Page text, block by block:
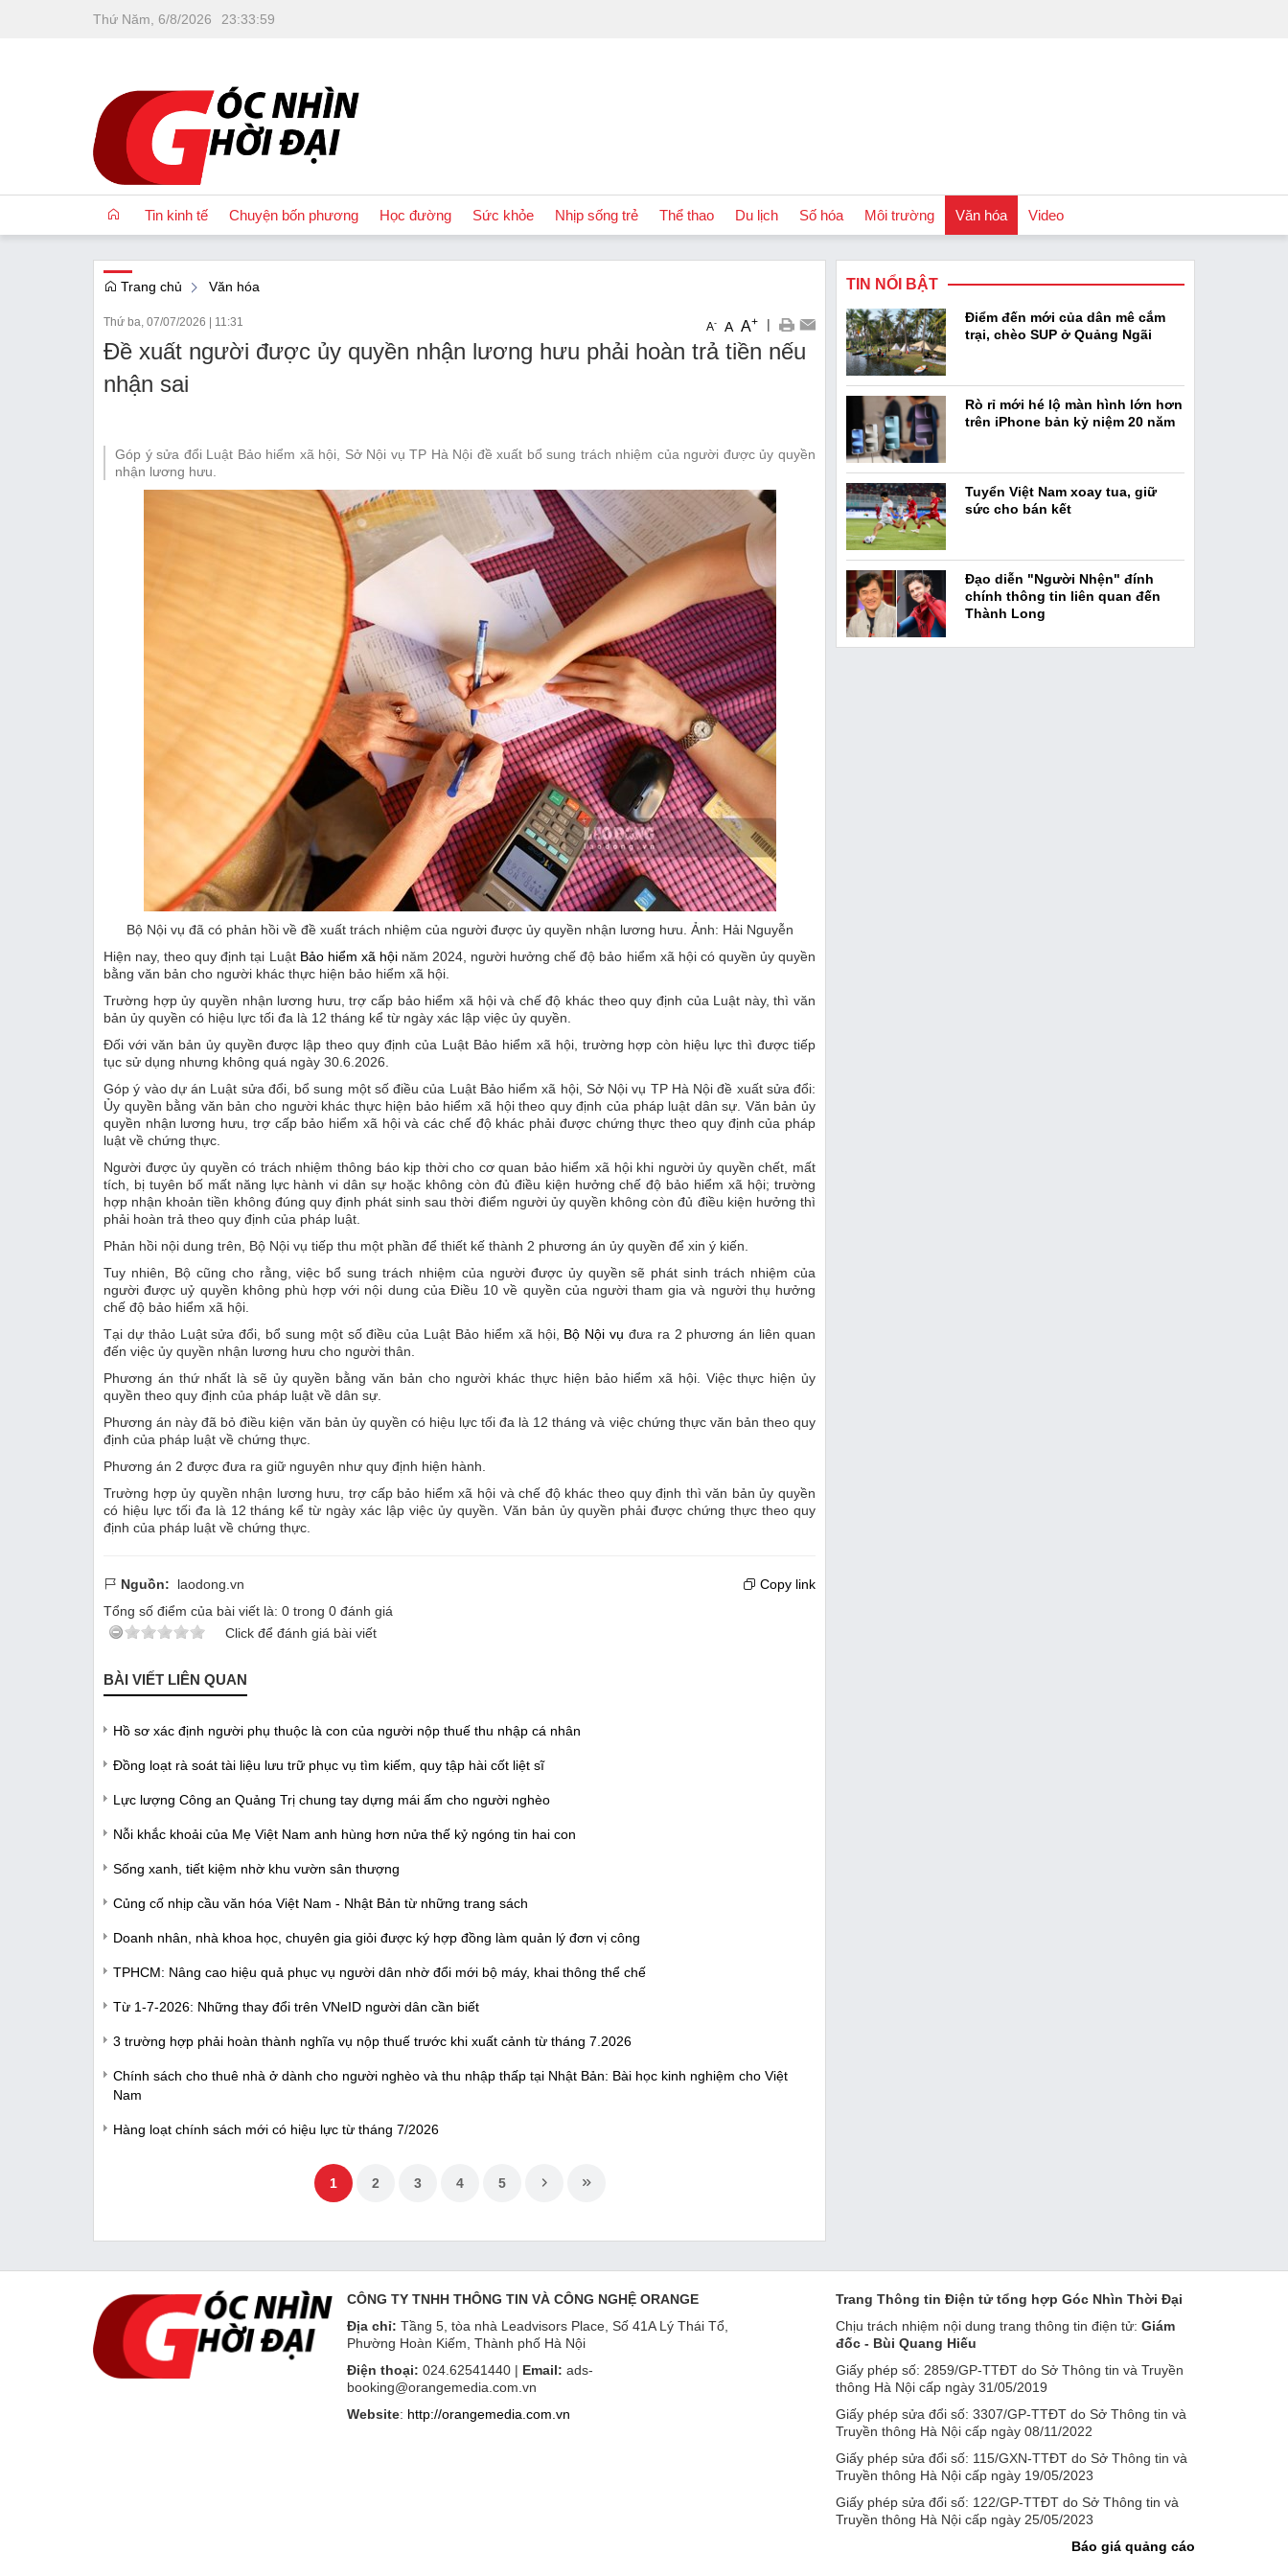
Thứ Năm, 6/8/2026 23:33:59
Tin kinh tế
OCOP
Emagazine
Chuyện bốn phương Học đường Sức khỏe Nhịp sống trẻ Thể thao Du lịch Số hóa Môi trường Văn hóa
Podcast
Video
Trang chủ Văn hóa
Thứ ba, 07/07/2026 | 11:31 A- A A+ |
Đề xuất người được ủy quyền nhận lương hưu phải hoàn trả tiền nếu
nhận sai
Góp ý sửa đổi Luật Bảo hiểm xã hội, Sở Nội vụ TP Hà Nội đề xuất bổ sung trách nhiệm của người được ủy quyền
nhận lương hưu.
Bộ Nội vụ đã có phản hồi về đề xuất trách nhiệm của người được ủy quyền nhận lương hưu. Ảnh: Hải Nguyễn
Hiện nay, theo quy định tại Luật Bảo hiểm xã hộinăm 2024, người hưởng chế độ bảo hiểm xã hội có quyền ủy quyền
bằng văn bản cho người khác thực hiện bảo hiểm xã hội.
Trường hợp ủy quyền nhận lương hưu, trợ cấp bảo hiểm xã hội và chế độ khác theo quy định của Luật này, thì văn
bản ủy quyền có hiệu lực tối đa là 12 tháng kể từ ngày xác lập việc ủy quyền.
Đối với văn bản ủy quyền được lập theo quy định của Luật Bảo hiểm xã hội, trường hợp còn hiệu lực thì được tiếp
tục sử dụng nhưng không quá ngày 30.6.2026.
Góp ý vào dự án Luật sửa đổi, bổ sung một số điều của Luật Bảo hiểm xã hội, Sở Nội vụ TP Hà Nội đề xuất sửa đổi:
Ủy quyền bằng văn bản cho người khác thực hiện bảo hiểm xã hội theo quy định của pháp luật dân sự. Văn bản ủy
quyền nhận lương hưu, trợ cấp bảo hiểm xã hội và các chế độ khác phải được chứng thực theo quy định của pháp
luật về chứng thực.
Người được ủy quyền có trách nhiệm thông báo kịp thời cho cơ quan bảo hiểm xã hội khi người ủy quyền chết, mất
tích, bị tuyên bố mất năng lực hành vi dân sự hoặc không còn đủ điều kiện hưởng chế độ bảo hiểm xã hội; trường
hợp nhận khoản tiền không đúng quy định phát sinh sau thời điểm người ủy quyền không còn đủ điều kiện hưởng thì
phải hoàn trả theo quy định của pháp luật.
Phản hồi nội dung trên, Bộ Nội vụ tiếp thu một phần để thiết kế thành 2 phương án ủy quyền để xin ý kiến.
Tuy nhiên, Bộ cũng cho rằng, việc bổ sung trách nhiệm của người được ủy quyền sẽ phát sinh trách nhiệm của
người được uỷ quyền không phù hợp với nội dung của Điều 10 về quyền của người tham gia và người thụ hưởng
chế độ bảo hiểm xã hội.
Tại dự thảo Luật sửa đổi, bổ sung một số điều của Luật Bảo hiểm xã hội, Bộ Nội vụ đưa ra 2 phương án liên quan
đến việc ủy quyền nhận lương hưu cho người thân.
Phương án thứ nhất là sẽ ủy quyền bằng văn bản cho người khác thực hiện bảo hiểm xã hội. Việc thực hiện ủy
quyền theo quy định của pháp luật về dân sự.
Phương án này đã bỏ điều kiện văn bản ủy quyền có hiệu lực tối đa là 12 tháng và việc chứng thực văn bản theo quy
định của pháp luật về chứng thực.
Phương án 2 được đưa ra giữ nguyên như quy định hiện hành.
Trường hợp ủy quyền nhận lương hưu, trợ cấp bảo hiểm xã hội và chế độ khác theo quy định thì văn bản ủy quyền
có hiệu lực tối đa là 12 tháng kể từ ngày xác lập việc ủy quyền. Văn bản ủy quyền phải được chứng thực theo quy
định của pháp luật về chứng thực.
Nguồn: laodong.vn
Copy link
Tổng số điểm của bài viết là: 0 trong 0 đánh giá
Click để đánh giá bài viết
BÀI VIẾT LIÊN QUAN
Hồ sơ xác định người phụ thuộc là con của người nộp thuế thu nhập cá nhân
Đồng loạt rà soát tài liệu lưu trữ phục vụ tìm kiếm, quy tập hài cốt liệt sĩ
Lực lượng Công an Quảng Trị chung tay dựng mái ấm cho người nghèo
Nỗi khắc khoải của Mẹ Việt Nam anh hùng hơn nửa thế kỷ ngóng tin hai con
Sống xanh, tiết kiệm nhờ khu vườn sân thượng
Củng cố nhịp cầu văn hóa Việt Nam - Nhật Bản từ những trang sách
Doanh nhân, nhà khoa học, chuyên gia giỏi được ký hợp đồng làm quản lý đơn vị công
TPHCM: Nâng cao hiệu quả phục vụ người dân nhờ đổi mới bộ máy, khai thông thể chế
Từ 1-7-2026: Những thay đổi trên VNeID người dân cần biết
3 trường hợp phải hoàn thành nghĩa vụ nộp thuế trước khi xuất cảnh từ tháng 7.2026
Chính sách cho thuê nhà ở dành cho người nghèo và thu nhập thấp tại Nhật Bản: Bài học kinh nghiệm cho Việt
Nam
Hàng loạt chính sách mới có hiệu lực từ tháng 7/2026
1 2 3 4 5
TIN NỔI BẬT
Điểm đến mới của dân mê cắm
trại, chèo SUP ở Quảng Ngãi
Rò rỉ mới hé lộ màn hình lớn hơn
trên iPhone bản kỷ niệm 20 năm
Tuyển Việt Nam xoay tua, giữ
sức cho bán kết
Đạo diễn "Người Nhện" đính
chính thông tin liên quan đến
Thành Long
CÔNG TY TNHH THÔNG TIN VÀ CÔNG NGHỆ ORANGE
Địa chỉ: Tầng 5, tòa nhà Leadvisors Place, Số 41A Lý Thái Tổ,
Phường Hoàn Kiếm, Thành phố Hà Nội
Điện thoại: 024.62541440 | Email: ads-
booking@orangemedia.com.vn
Website: http://orangemedia.com.vn
Trang Thông tin Điện tử tổng hợp Góc Nhìn Thời Đại
Chịu trách nhiệm nội dung trang thông tin điện tử: Giám
đốc - Bùi Quang Hiếu
Giấy phép số: 2859/GP-TTĐT do Sở Thông tin và Truyền
thông Hà Nội cấp ngày 31/05/2019
Giấy phép sửa đổi số: 3307/GP-TTĐT do Sở Thông tin và
Truyền thông Hà Nội cấp ngày 08/11/2022
Giấy phép sửa đổi số: 115/GXN-TTĐT do Sở Thông tin và
Truyền thông Hà Nội cấp ngày 19/05/2023
Giấy phép sửa đổi số: 122/GP-TTĐT do Sở Thông tin và
Truyền thông Hà Nội cấp ngày 25/05/2023
Báo giá quảng cáo